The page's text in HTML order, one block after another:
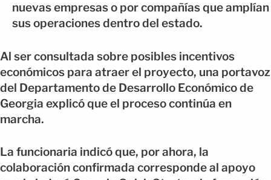
nuevas empresas o por compañías que amplían
sus operaciones dentro del estado.
Al ser consultada sobre posibles incentivos
económicos para atraer el proyecto, una portavoz
del Departamento de Desarrollo Económico de
Georgia explicó que el proceso continúa en
marcha.
La funcionaria indicó que, por ahora, la
colaboración confirmada corresponde al apoyo